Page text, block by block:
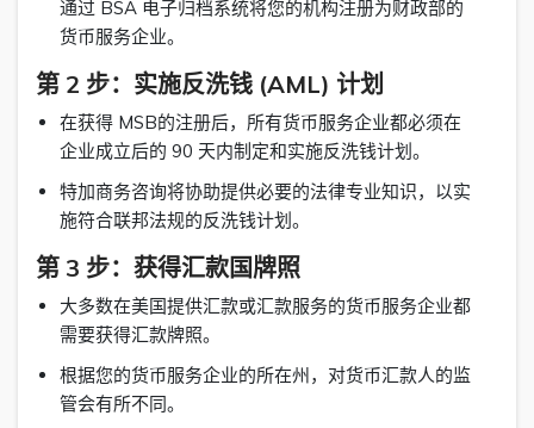
通过 BSA 电子归档系统将您的机构注册为财政部的
货币服务企业。
第 2 步：实施反洗钱 (AML) 计划
在获得 MSB的注册后，所有货币服务企业都必须在
企业成立后的 90 天内制定和实施反洗钱计划。
特加商务咨询将协助提供必要的法律专业知识，以实
施符合联邦法规的反洗钱计划。
第 3 步：获得汇款国牌照
大多数在美国提供汇款或汇款服务的货币服务企业都
需要获得汇款牌照。
根据您的货币服务企业的所在州，对货币汇款人的监
管会有所不同。